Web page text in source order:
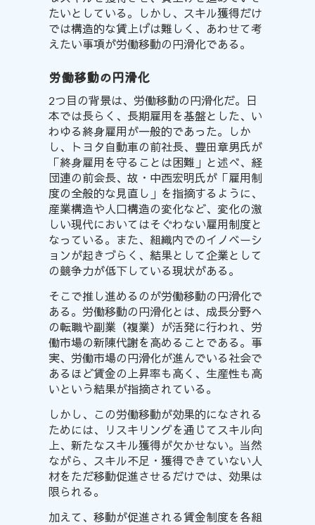
たいと している 。しかし、スキル獲得だけ
では構造的な賃上げは難しく、あわせて考
えたい事項が労働移動の円滑化である。
労働移動の円滑化
2つ目の背景は、労働移動の円滑化だ。日
本では長らく、長期雇用を基盤とした、い
わゆる終身雇用が一般的であった。しか
し、トヨタ自動車の前社長、豊田章男氏が
「終身雇用を守ることは困難」と 述べ、経
団連の前会長、故・中西宏明氏が「雇用制
度の全般的な見直し」を指摘する ように、
産業構造や人口構造の変化など、変化の激
しい現代においてはそぐわない雇用制度と
なっている。また、組織内でのイノベーシ
ョンが起きづらく、結果として企業として
の競争力が低下している現状がある。
そこで推し進めるのが労働移動の円滑化で
ある 。労働移動の円滑化とは、成長分野へ
の転職や副業（複業）が活発に行われ、労
働市場の新陳代謝を高めることである。事
実、労働市場の円滑化が進んでいる社会で
あるほど賃金の上昇率も高く 、生産性も高
いという結果が指摘されている。
しかし、この労働移動が効果的になされる
ためには、リスキリングを通じてスキル向
上、新たなスキル獲得が欠かせない。当然
ながら、スキル不足・獲得できていない人
材をただ移動促進させるだけでは、効果は
限られる。
加えて、移動が促進される賃金制度を各組